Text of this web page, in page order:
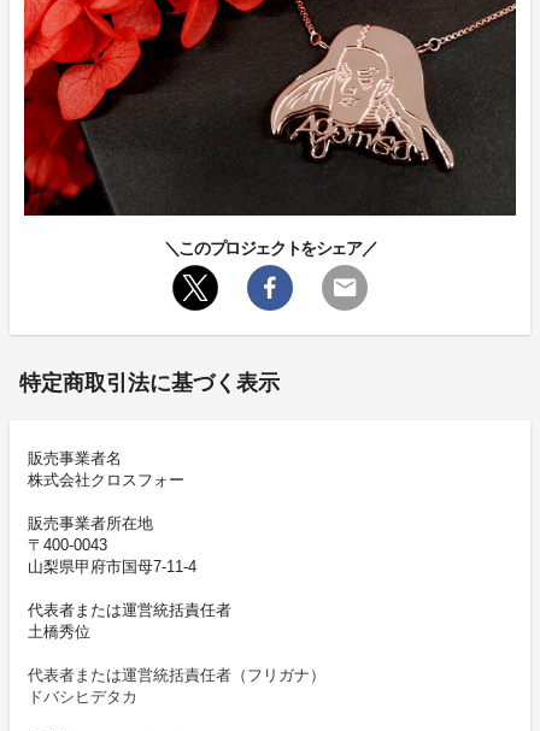
＼このプロジェクトをシェア／
特定商取引法に基づく表示
販売事業者名
株式会社クロスフォー
販売事業者所在地
〒400-0043
山梨県甲府市国母7-11-4
代表者または運営統括責任者
土橋秀位
代表者または運営統括責任者（フリガナ）
ドバシヒデタカ